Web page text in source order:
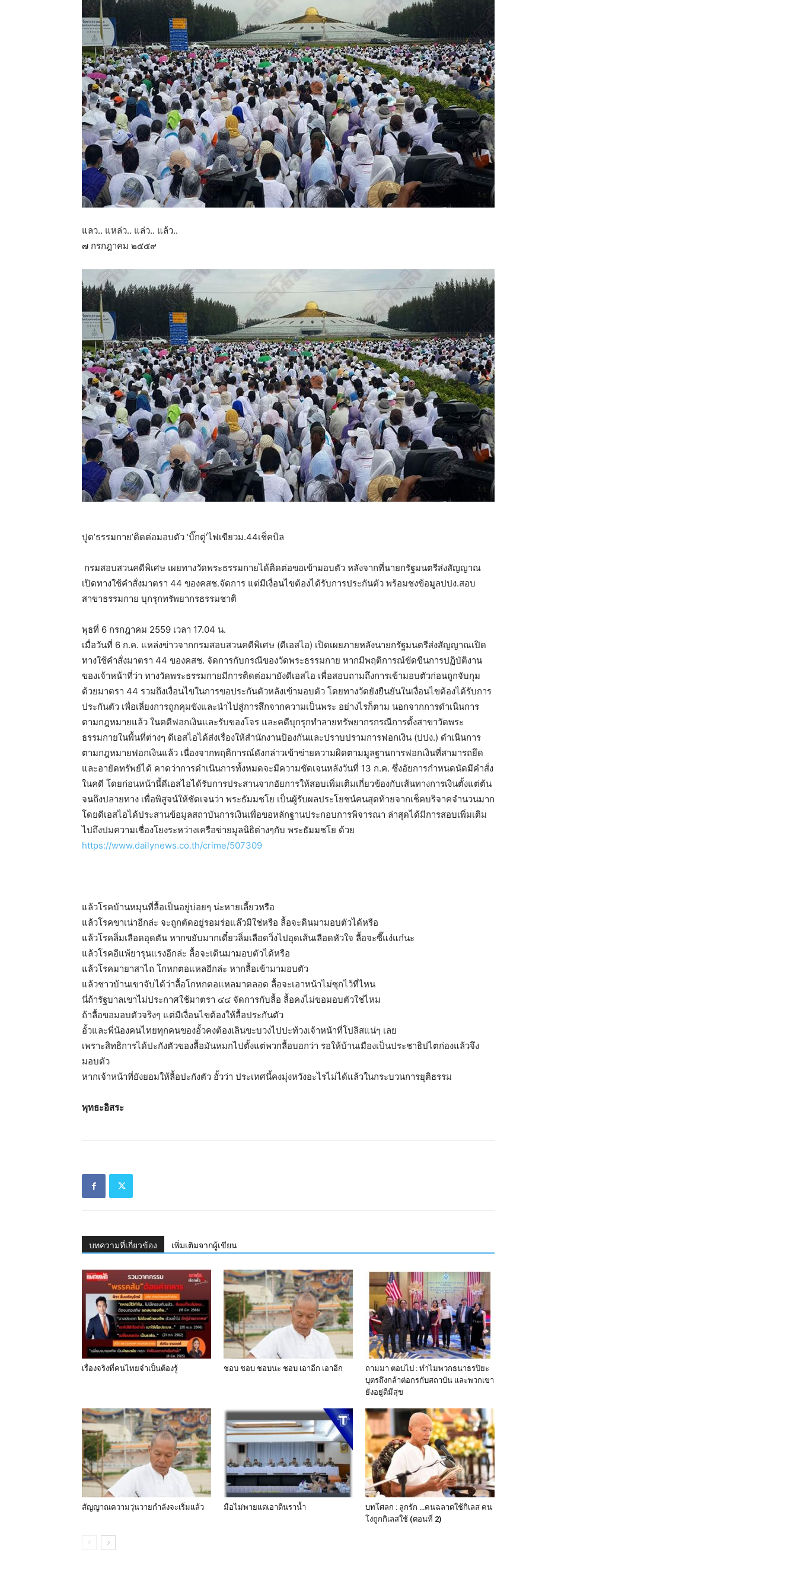
แลว.. แหล่ว.. แล่ว.. แล้ว..
๗ กรกฎาคม ๒๕๕๙
ปูด’ธรรมกาย’ติดต่อมอบตัว ‘บิ๊กตู่’ไฟเขียวม.44เช็คบิล
กรมสอบสวนคดีพิเศษ เผยทางวัดพระธรรมกายได้ติดต่อขอเข้ามอบตัว หลังจากที่นายกรัฐมนตรีส่งสัญญาณ
เปิดทางใช้คำสั่งมาตรา 44 ของคสช.จัดการ แต่มีเงื่อนไขต้องได้รับการประกันตัว พร้อมชงข้อมูลปปง.สอบ
สาขาธรรมกาย บุกรุกทรัพยากรธรรมชาติ
พุธที่ 6 กรกฎาคม 2559 เวลา 17.04 น.
เมื่อวันที่ 6 ก.ค. แหล่งข่าวจากกรมสอบสวนคดีพิเศษ (ดีเอสไอ) เปิดเผยภายหลังนายกรัฐมนตรีส่งสัญญาณเปิด
ทางใช้คำสั่งมาตรา 44 ของคสช. จัดการกับกรณีของวัดพระธรรมกาย หากมีพฤติการณ์ขัดขืนการปฏิบัติงาน
ของเจ้าหน้าที่ว่า ทางวัดพระธรรมกายมีการติดต่อมายังดีเอสไอ เพื่อสอบถามถึงการเข้ามอบตัวก่อนถูกจับกุม
ด้วยมาตรา 44 รวมถึงเงื่อนไขในการขอประกันตัวหลังเข้ามอบตัว โดยทางวัดยังยืนยันในเงื่อนไขต้องได้รับการ
ประกันตัว เพื่อเลี่ยงการถูกคุมขังและนำไปสู่การสึกจากความเป็นพระ อย่างไรก็ตาม นอกจากการดำเนินการ
ตามกฎหมายแล้ว ในคดีฟอกเงินและรับของโจร และคดีบุกรุกทำลายทรัพยากรกรณีการตั้งสาขาวัดพระ
ธรรมกายในพื้นที่ต่างๆ ดีเอสไอได้ส่งเรื่องให้สำนักงานป้องกันและปราบปรามการฟอกเงิน (ปปง.) ดำเนินการ
ตามกฎหมายฟอกเงินแล้ว เนื่องจากพฤติการณ์ดังกล่าวเข้าข่ายความผิดตามมูลฐานการฟอกเงินที่สามารถยึด
และอายัดทรัพย์ได้ คาดว่าการดำเนินการทั้งหมดจะมีความชัดเจนหลังวันที่ 13 ก.ค. ซึ่งอัยการกำหนดนัดมีคำสั่ง
ในคดี โดยก่อนหน้านี้ดีเอสไอได้รับการประสานจากอัยการให้สอบเพิ่มเติมเกี่ยวข้องกับเส้นทางการเงินตั้งแต่ต้น
จนถึงปลายทาง เพื่อพิสูจน์ให้ชัดเจนว่า พระธัมมชโย เป็นผู้รับผลประโยชน์คนสุดท้ายจากเช็คบริจาคจำนวนมาก
โดยดีเอสไอได้ประสานข้อมูลสถาบันการเงินเพื่อขอหลักฐานประกอบการพิจารณา ล่าสุดได้มีการสอบเพิ่มเติม
ไปถึงปมความเชื่องโยงระหว่างเครือข่ายมูลนิธิต่างๆกับ พระธัมมชโย ด้วย
https://www.dailynews.co.th/crime/507309
แล้วโรคบ้านหมุนที่ลื้อเป็นอยู่บ่อยๆ น่ะหายเลี้ยวหรือ
แล้วโรคขาเน่าอีกล่ะ จะถูกตัดอยู่รอมร่อแล๊วมิใช่หรือ ลื้อจะดินมามอบตัวได้หรือ
แล้วโรคลิ่มเลือดอุดตัน หากขยับมากเดี๋ยวลิ่มเลือดวิ่งไปอุดเส้นเลือดหัวใจ ลื้อจะซี๊แง๋แก๋นะ
แล้วโรคอีแพ้ยารุนแรงอีกล่ะ ลื้อจะเดินมามอบตัวได้หรือ
แล้วโรคมายาสาไถ โกหกตอแหลอีกล่ะ หากลื้อเข้ามามอบตัว
แล้วชาวบ้านเขาจับได้ว่าลื้อโกหกตอแหลมาตลอด ลื้อจะเอาหน้าไม่ซุกไว้ที่ไหน
นี่ถ้ารัฐบาลเขาไม่ประกาศใช้มาตรา ๔๔ จัดการกับลื้อ ลื้อคงไม่ขอมอบตัวใช่ไหม
ถ้าลื้อขอมอบตัวจริงๆ แต่มีเงื่อนไขต้องให้ลื้อประกันตัว
อั้วและพี่น้องคนไทยทุกคนของอั้วคงต้องเลินขะบวงไปปะท้วงเจ้าหน้าที่โปลิสแน่ๆ เลย
เพราะสิทธิการได้ปะกังตัวของลื้อมันหมกไปตั้งแต่พวกลื้อบอกว่า รอให้บ้านเมืองเป็นประชาธิปไตก่องแล้วจึง
มอบตัว
หากเจ้าหน้าที่ยังยอมให้ลื้อปะกังตัว อั้วว่า ประเทศนี้คงมุ่งหวังอะไรไม่ได้แล้วในกระบวนการยุติธรรม
พุทธะอิสระ
บทความที่เกี่ยวข้อง เพิ่มเติมจากผู้เขียน
เรื่องจริงที่คนไทยจำเป็นต้องรู้ ชอบ ชอบ ชอบนะ ชอบ เอาอีก เอาอีก
ถามมา ตอบไป : ทำไมพวกธนาธรปิยะ
บุตรถึงกล้าต่อกรกับสถาบัน และพวกเขา
ยังอยู่ดีมีสุข
สัญญาณความวุ่นวายกำลังจะเริ่มแล้ว มือไม่พายแต่เอาตีนราน้ำ
บทโศลก : ลูกรัก …คนฉลาดใช้กิเลส คน
โง่ถูกกิเลสใช้ (ตอนที่ 2)